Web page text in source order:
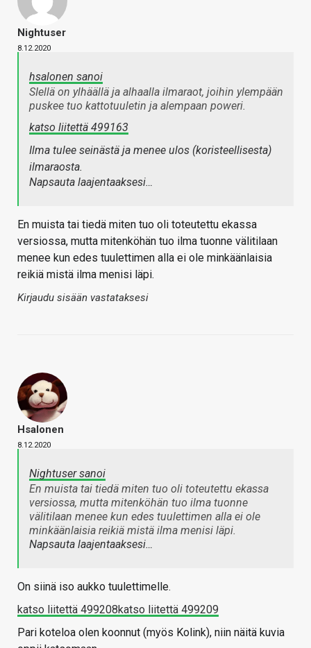
Nightuser
8.12.2020
hsalonen sanoi
SIellä on ylhäällä ja alhaalla ilmaraot, joihin ylempään
puskee tuo kattotuuletin ja alempaan poweri.
katso liitettä 499163
Ilma tulee seinästä ja menee ulos (koristeellisesta)
ilmaraosta.
Napsauta laajentaaksesi…
En muista tai tiedä miten tuo oli toteutettu ekassa
versiossa, mutta mitenköhän tuo ilma tuonne välitilaan
menee kun edes tuulettimen alla ei ole minkäänlaisia
reikiä mistä ilma menisi läpi.
Kirjaudu sisään vastataksesi
Hsalonen
8.12.2020
Nightuser sanoi
En muista tai tiedä miten tuo oli toteutettu ekassa
versiossa, mutta mitenköhän tuo ilma tuonne
välitilaan menee kun edes tuulettimen alla ei ole
minkäänlaisia reikiä mistä ilma menisi läpi.
Napsauta laajentaaksesi…
On siinä iso aukko tuulettimelle.
katso liitettä 499208katso liitettä 499209
Pari koteloa olen koonnut (myös Kolink), niin näitä kuvia